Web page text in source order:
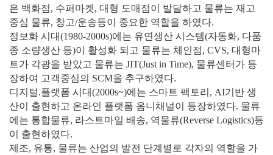
은 백화점, 수퍼마켓, 대형 도매점이 발달하고 물류는 재고
중심 물류, 창고/운송등이 중요한 역할을 하였다.
정보화 시대(1980-2000s)에는 유연생산 시스템(자동화, 다품
종 소량생산 등)이 활성화 되고 물류는 체인점, CVS, 대형마
트가 각광을 받았고 물류는 JIT(Just in Time), 물류센터가 등
장하여 고객중심의 SCM을 추구하였다.
디지털.플랫폼 시대(2000s~)에는 스마트 팩토리, AI기반 생
산이 출현하고 온라인 플랫폼 옴니채널이 등장하였다. 물류
에는 통합물류, 라스트마일 배송, 역물류(Reverse Logistics)등
이 출현하였다.
제조, 유통, 물류는 산업의 발전 단계별로 각자의 역할을 가